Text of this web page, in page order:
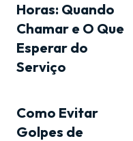
Horas: Quando
Chamar e O Que
Esperar do
Serviço
Como Evitar
Golpes de